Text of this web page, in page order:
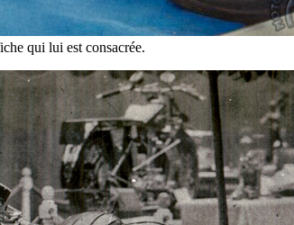
qui lui est consacrée.